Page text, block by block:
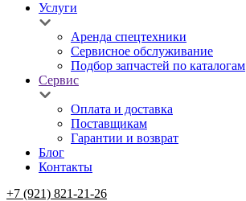
Услуги
Аренда спецтехники
Сервисное обслуживание
Подбор запчастей по каталогам
Сервис
Оплата и доставка
Поставщикам
Гарантии и возврат
Блог
Контакты
+7 (921) 821-21-26